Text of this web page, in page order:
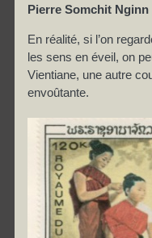
Pierre Somchit Nginn
En réalité, si l’on
les sens en éveil, on
Vientiane, une autre
envoûtante.